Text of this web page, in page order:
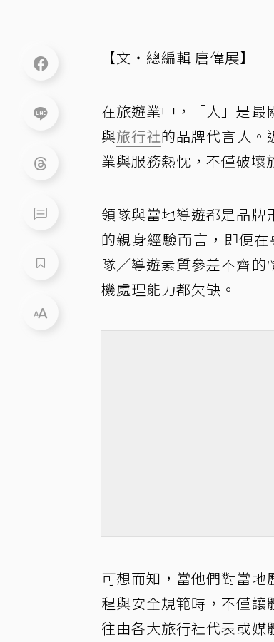
【文・總編輯 唐偉展】
在旅遊業中，「人」是
與旅行社的品牌代言人。
業與服務熱忱，不僅破壞
領隊與當地導遊都是品
的親身經驗而言，即便
隊∕導遊素質參差不齊的
機處理能力都欠缺。
可想而知，當他們對當
程與安全規範時，不僅
往由各大旅行社代表或